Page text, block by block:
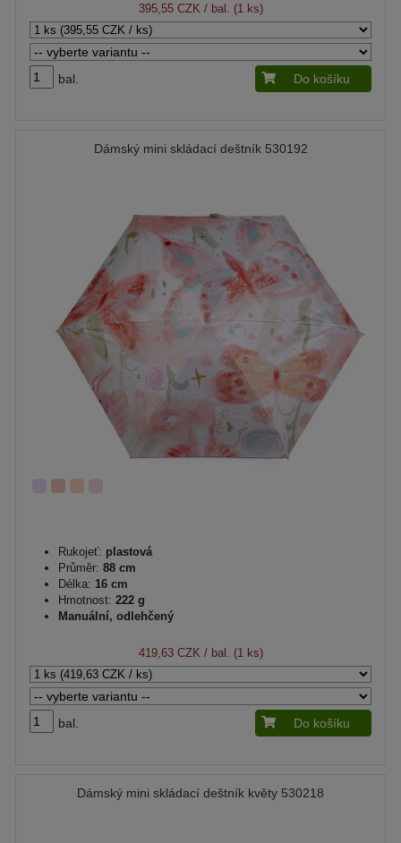
395,55 CZK / bal. (1 ks)
bal. Do košíku
Dámský mini skládací deštník 530192
Rukojeť: plastová
Průměr: 88 cm
Délka: 16 cm
Hmotnost: 222 g
Manuální, odlehčený
419,63 CZK / bal. (1 ks)
bal. Do košíku
Dámský mini skládací deštník květy 530218